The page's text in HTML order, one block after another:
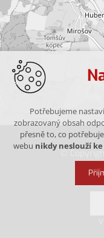
Potřebujeme
zobrazovaný obsah
přesně to, co
webu nikdy neslouží
©